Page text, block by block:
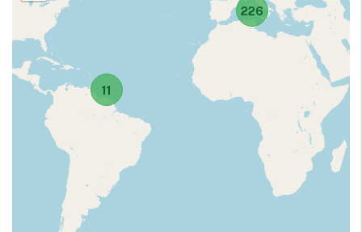
11
226